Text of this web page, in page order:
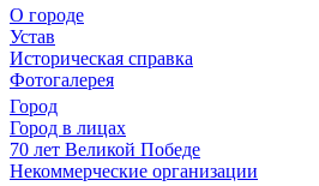
О городе
Устав
Историческая справка
Фотогалерея
Город
Город в лицах
70 лет Великой Победе
Некоммерческие организации